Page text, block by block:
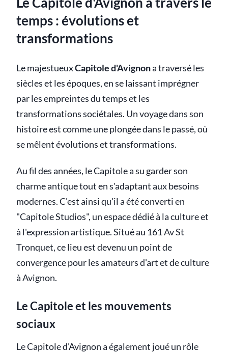
temps : évolutions et
transformations
Le majestueuxCapitole d'Avignona traversé les
siècles et les époques, en se laissant imprégner
par les empreintes du temps et les
transformations sociétales. Un voyage dans son
histoire est comme une plongée dans le passé, où
se mêlent évolutions et transformations.
Au fil des années, le Capitole a su garder son
charme antique tout en s'adaptant aux besoins
modernes. C'est ainsi qu'il a été converti en
"Capitole Studios", un espace dédié à la culture et
à l'expression artistique. Situé au 161 Av St
Tronquet, ce lieu est devenu un point de
convergence pour les amateurs d'art et de culture
à Avignon.
Le Capitole et les mouvements
sociaux
Le Capitole d'Avignon a également joué un rôle